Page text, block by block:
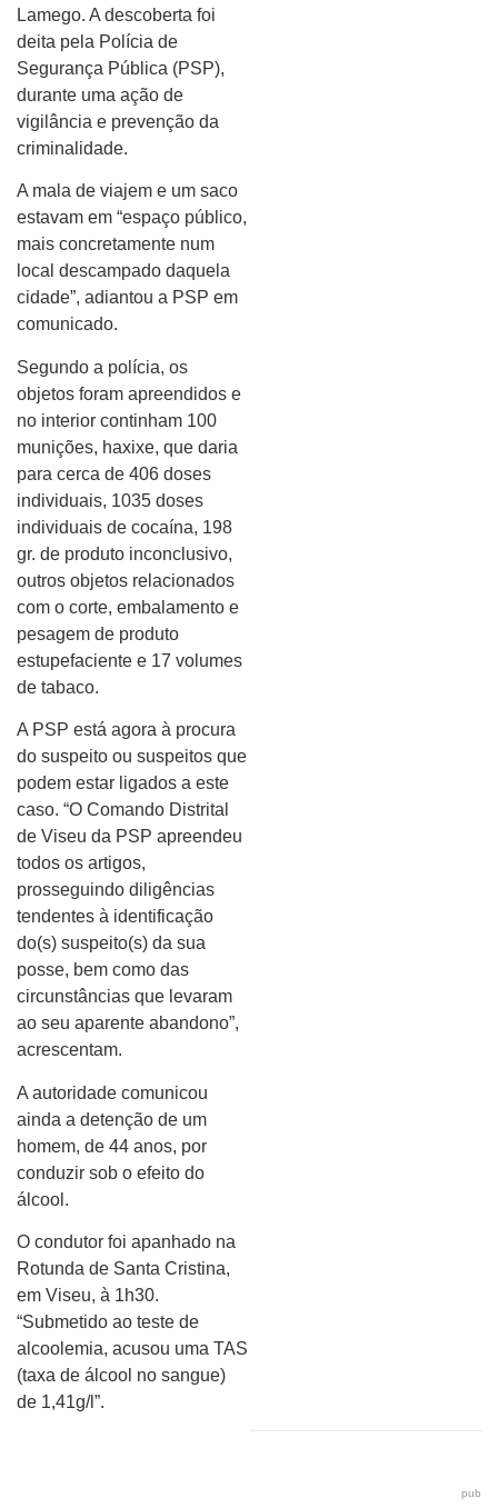
Lamego. A descoberta foi
deita pela Polícia de
Segurança Pública (PSP),
durante uma ação de
vigilância e prevenção da
criminalidade.
A mala de viajem e um saco
estavam em “espaço público,
mais concretamente num
local descampado daquela
cidade”, adiantou a PSP em
comunicado.
Segundo a polícia, os
objetos foram apreendidos e
no interior continham 100
munições, haxixe, que daria
para cerca de 406 doses
individuais, 1035 doses
individuais de cocaína, 198
gr. de produto inconclusivo,
outros objetos relacionados
com o corte, embalamento e
pesagem de produto
estupefaciente e 17 volumes
de tabaco.
A PSP está agora à procura
do suspeito ou suspeitos que
podem estar ligados a este
caso. “O Comando Distrital
de Viseu da PSP apreendeu
todos os artigos,
prosseguindo diligências
tendentes à identificação
do(s) suspeito(s) da sua
posse, bem como das
circunstâncias que levaram
ao seu aparente abandono”,
acrescentam.
A autoridade comunicou
ainda a detenção de um
homem, de 44 anos, por
conduzir sob o efeito do
álcool.
O condutor foi apanhado na
Rotunda de Santa Cristina,
em Viseu, à 1h30.
“Submetido ao teste de
alcoolemia, acusou uma TAS
(taxa de álcool no sangue)
de 1,41g/l”.
pub